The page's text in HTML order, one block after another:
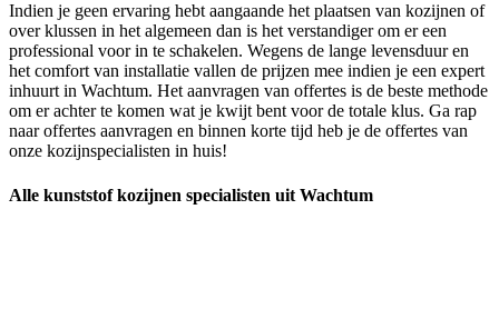
Indien je geen ervaring hebt aangaande het plaatsen van kozijnen of
over klussen in het algemeen dan is het verstandiger om er een
professional voor in te schakelen. Wegens de lange levensduur en
het comfort van installatie vallen de prijzen mee indien je een expert
inhuurt in Wachtum. Het aanvragen van offertes is de beste methode
om er achter te komen wat je kwijt bent voor de totale klus. Ga rap
naar offertes aanvragen en binnen korte tijd heb je de offertes van
onze kozijnspecialisten in huis!
Alle kunststof kozijnen specialisten uit Wachtum